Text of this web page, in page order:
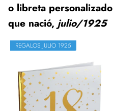
o libreta
que nació, julio/1925
REGALOS JULIO 1925